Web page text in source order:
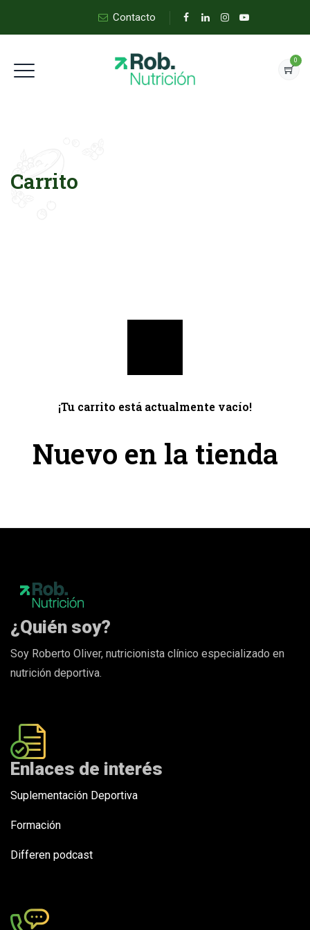
Contacto
0
Carrito
¡Tu carrito está actualmente vacío!
Nuevo en la tienda
¿Quién soy?
Soy Roberto Oliver, nutricionista clínico especializado en
nutrición deportiva.
Enlaces de interés
Suplementación Deportiva
Formación
Differen podcast